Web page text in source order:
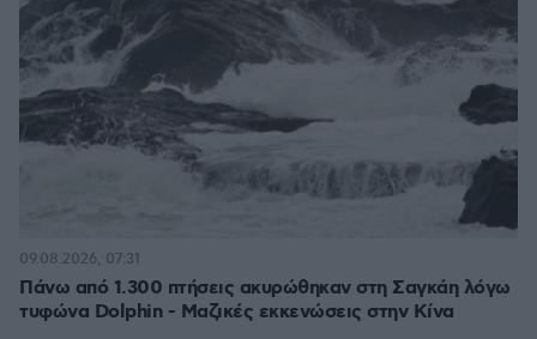
Πάνω από 1.300 πτήσεις ακυρώθηκαν στη Σαγκάη λόγω
τυφώνα Dolphin - Μαζικές εκκενώσεις στην Κίνα
09.08.2026, 07:31